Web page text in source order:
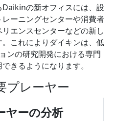
の新オフィスには、設
ーニングセンターや消費者
エンスセンターなどの新し
これによりダイキンは、低
ンの研究開発における専門
きるようになります。
プレーヤー
ヤーの分析